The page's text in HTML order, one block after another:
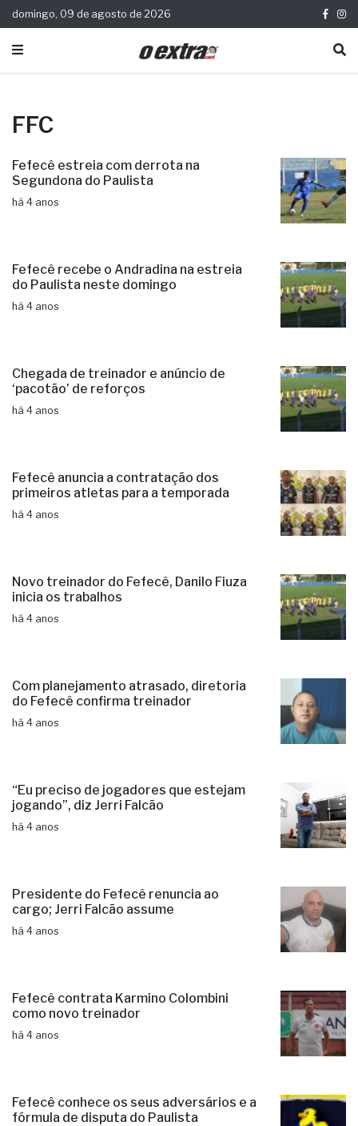
domingo, 09 de agosto de 2026
FFC
Fefecê estreia com derrota na
Segundona do Paulista
há 4 anos
Fefecê recebe o Andradina na estreia
do Paulista neste domingo
há 4 anos
Chegada de treinador e anúncio de
‘pacotão’ de reforços
há 4 anos
Fefecê anuncia a contratação dos
primeiros atletas para a temporada
há 4 anos
Novo treinador do Fefecê, Danilo Fiuza
inicia os trabalhos
há 4 anos
Com planejamento atrasado, diretoria
do Fefecê confirma treinador
há 4 anos
“Eu preciso de jogadores que estejam
jogando”, diz Jerri Falcão
há 4 anos
Presidente do Fefecê renuncia ao
cargo; Jerri Falcão assume
há 4 anos
Fefecê contrata Karmino Colombini
como novo treinador
há 4 anos
Fefecê conhece os seus adversários e a
fórmula de disputa do Paulista